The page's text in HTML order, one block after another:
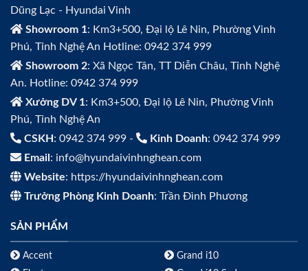
Dũng Lạc - Hyundai Vinh
Showroom 1: Km3+500, Đại lộ Lê Nin, Phường Vinh
Phú, Tỉnh Nghệ An Hotline: 0942 374 999
Showroom 2: Xã Ngọc Tân, TT Diễn Châu, Tỉnh Nghệ
An. Hotline: 0942 374 999
Xưởng DV 1: Km3+500, Đại lộ Lê Nin, Phường Vinh
Phú, Tỉnh Nghệ An
CSKH : 0942 374 999 - Kinh Doanh: 0942 374 999
Email : info@hyundaivinhnghean.com
Website: https://hyundaivinhnghean.com
Trưởng Phòng Kinh Doanh: Trần Đình Phương
SẢN PHẨM
Accent
Grand i10